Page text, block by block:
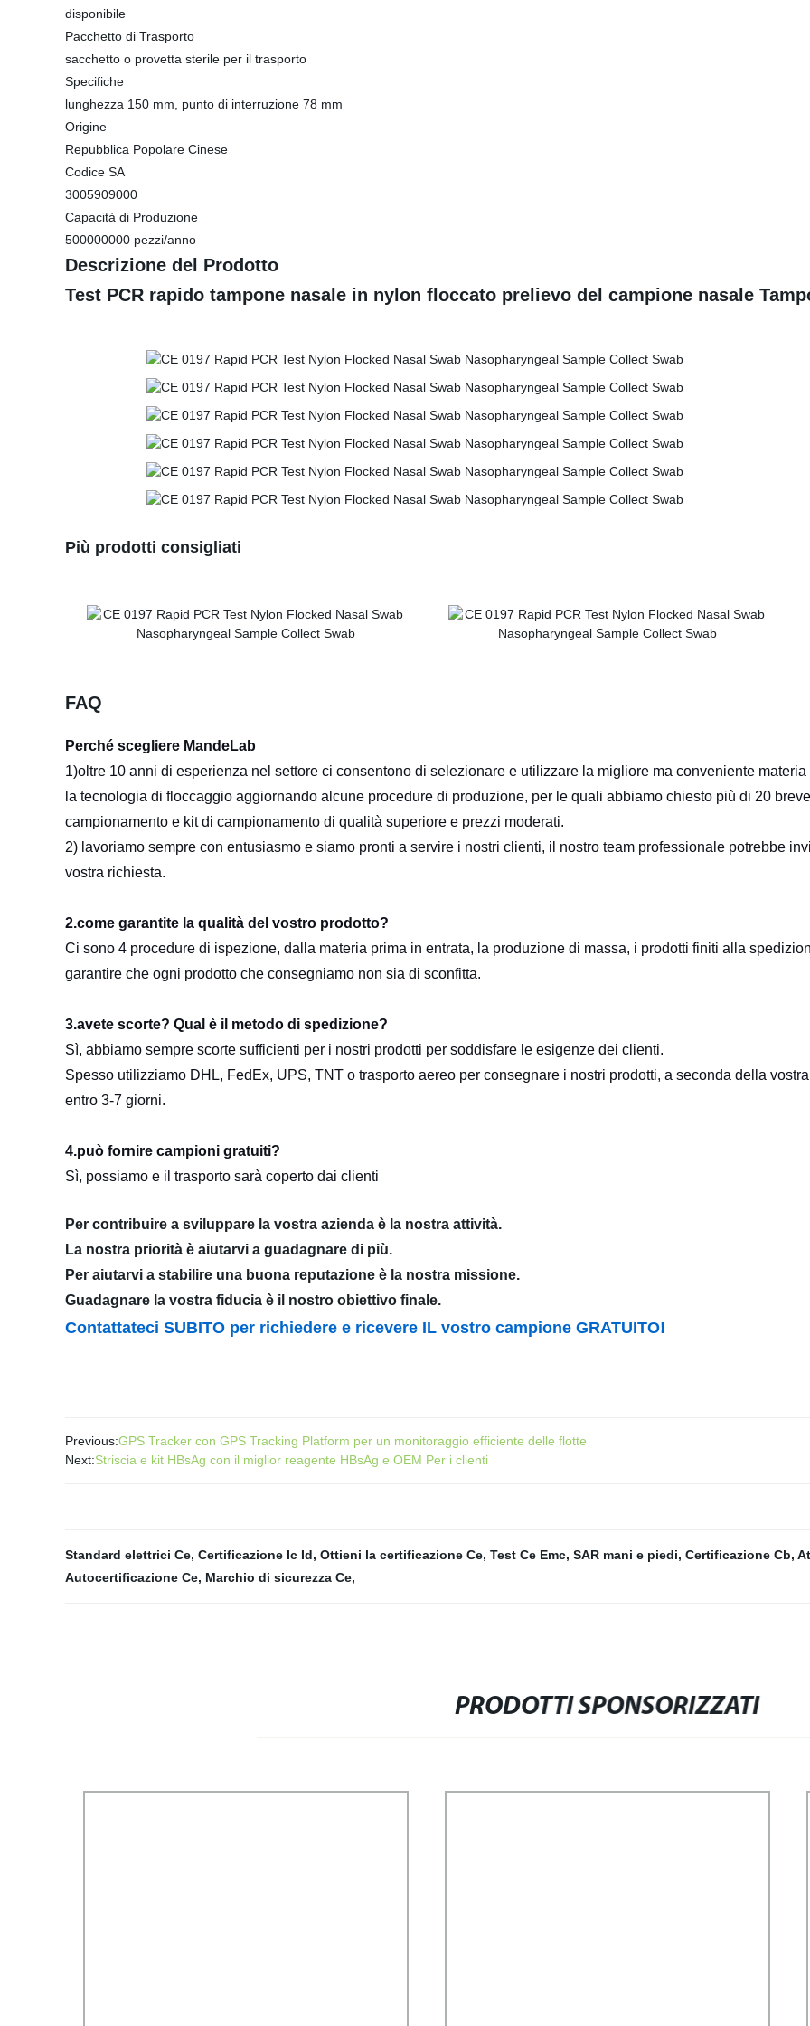
disponibile
Pacchetto di Trasporto
sacchetto o provetta sterile per il trasporto
Specifiche
lunghezza 150 mm, punto di interruzione 78 mm
Origine
Repubblica Popolare Cinese
Codice SA
3005909000
Capacità di Produzione
500000000 pezzi/anno
Descrizione del Prodotto
Test PCR rapido tampone nasale in nylon floccato prelievo del campione nasale
Più prodotti consigliati
FAQ
Perché scegliere MandeLab
1)oltre 10 anni di esperienza nel settore ci consentono di selezionare e utilizzare la migliore ma conveniente
la tecnologia di floccaggio aggiornando alcune procedure di produzione, per le quali abbiamo chiesto più di 20
campionamento e kit di campionamento di qualità superiore e prezzi moderati.
2) lavoriamo sempre con entusiasmo e siamo pronti a servire i nostri clienti, il nostro team professionale potrebbe
vostra richiesta.
2.come garantite la qualità del vostro prodotto?
Ci sono 4 procedure di ispezione, dalla materia prima in entrata, la produzione di massa, i prodotti finiti alla
garantire che ogni prodotto che consegniamo non sia di sconfitta.
3.avete scorte? Qual è il metodo di spedizione?
Sì, abbiamo sempre scorte sufficienti per i nostri prodotti per soddisfare le esigenze dei clienti.
Spesso utilizziamo DHL, FedEx, UPS, TNT o trasporto aereo per consegnare i nostri prodotti, a seconda della
entro 3-7 giorni.
4.può fornire campioni gratuiti?
Sì, possiamo e il trasporto sarà coperto dai clienti
Per contribuire a sviluppare la vostra azienda è la nostra attività.
La nostra priorità è aiutarvi a guadagnare di più.
Per aiutarvi a stabilire una buona reputazione è la nostra missione.
Guadagnare la vostra fiducia è il nostro obiettivo finale.
Contattateci SUBITO per richiedere e ricevere IL vostro campione GRATUITO!
Previous:GPS Tracker con GPS Tracking Platform per un monitoraggio efficiente delle flotte
Next:Striscia e kit HBsAg con il miglior reagente HBsAg e OEM Per i clienti
Standard elettrici Ce, Certificazione Ic Id, Ottieni la certificazione Ce, Test Ce Emc, SAR mani e piedi, Certificazione Cb,
Autocertificazione Ce, Marchio di sicurezza Ce,
PRODOTTI SPONSORIZZATI